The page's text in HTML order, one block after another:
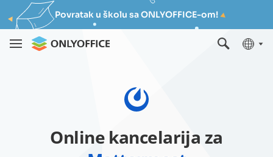
Povratak u školu sa ONLYOFFICE-om!
Online kancelarija za